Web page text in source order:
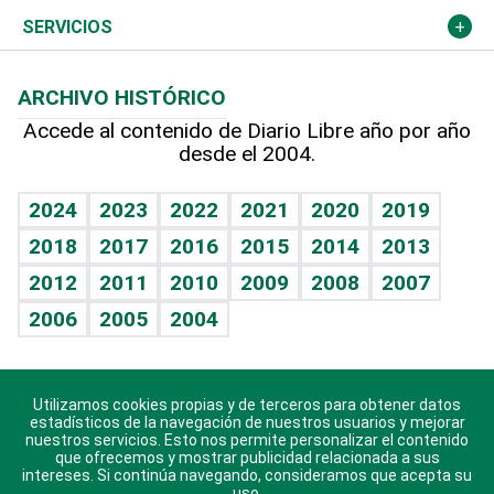
Resto del mundo
Economía personal
Podcast Arte Libre
Hablando con el pediatra
Vida y familia
Eñe
Celebrando la vida
Sin complejos
En pocas palabras
Escuchando al corazón
Economía Personal
Más deportes
Línea de hit
BRV
TBT Deportivo
El Espía
Columnistas
Más firmas
Cambio climático
Opinión
Hecho en casa
Guía del dinero
SERVICIOS
Cumpleaños
Horóscopos
Juegos
ARCHIVO HISTÓRICO
Accede al contenido de Diario Libre año por año
desde el 2004.
2024 2023 2022 2021 2020
2019
2018
2017 2016 2015 2014
2013
2012
2011 2010 2009 2008
2007
2006
2005 2004
Descarga nuestras aplicaciones para Android, iOS y
sistema Huawei.
Utilizamos cookies propias y de terceros para obtener datos
estadísticos de la navegación de nuestros usuarios y mejorar
nuestros servicios. Esto nos permite personalizar el contenido
que ofrecemos y mostrar publicidad relacionada a sus
intereses. Si continúa navegando, consideramos que acepta su